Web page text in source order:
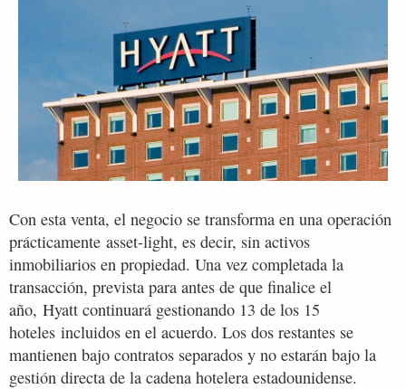
Con esta venta, el negocio se transforma en una operación
prácticamente asset-light, es decir, sin activos
inmobiliarios en propiedad. Una vez completada la
transacción, prevista para antes de que finalice el
año, Hyatt continuará gestionando 13 de los 15
hoteles incluidos en el acuerdo. Los dos restantes se
mantienen bajo contratos separados y no estarán bajo la
gestión directa de la cadena hotelera estadounidense.